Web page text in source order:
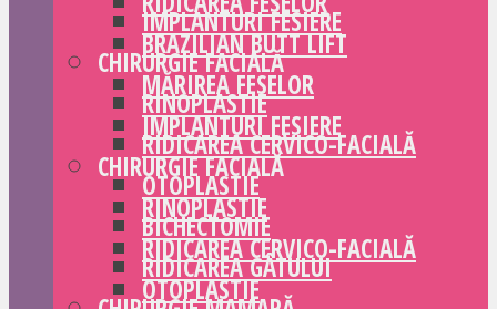
IMPLANTURI FESIERE
CHIRURGIE FACIALĂ
RINOPLASTIE
RIDICAREA CERVICO-FACIALĂ
OTOPLASTIE
BICHECTOMIE
RIDICAREA GÂTULUI
BRAZILIAN BUTT LIFT
MĂRIREA FESELOR
IMPLANTURI FESIERE
CHIRURGIE FACIALĂ
RINOPLASTIE
RIDICAREA CERVICO-FACIALĂ
OTOPLASTIE